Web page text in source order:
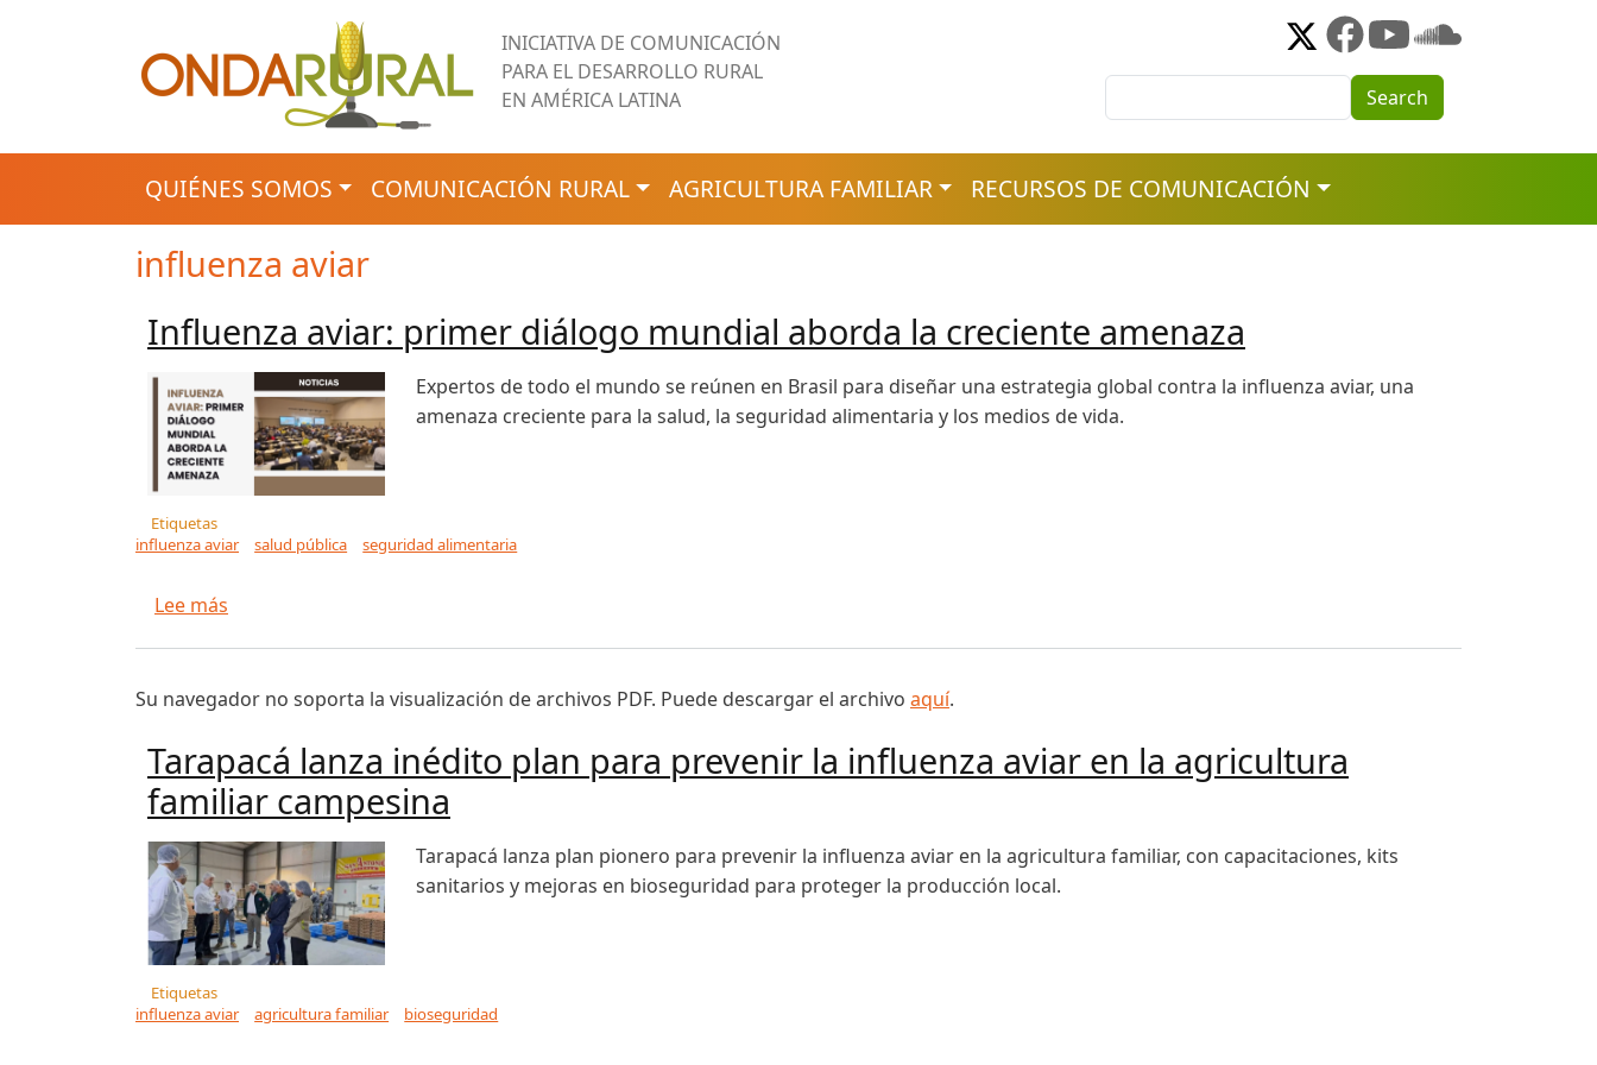
INICIATIVA DE COMUNICACIÓN
PARA EL DESARROLLO RURAL
EN AMÉRICA LATINA
Search
NAVEGACIÓN PRINCIPAL
QUIÉNES SOMOS COMUNICACIÓN RURAL AGRICULTURA FAMILIAR RECURSOS DE COMUNICACIÓN
influenza aviar
Influenza aviar: primer diálogo mundial aborda la creciente amenaza
Expertos de todo el mundo se reúnen en Brasil para diseñar una estrategia global contra la influenza aviar, una
amenaza creciente para la salud, la seguridad alimentaria y los medios de vida.
Etiquetas
influenza aviar
salud pública seguridad alimentaria
Lee más
Su navegador no soporta la visualización de archivos PDF. Puede descargar el archivo aquí.
Tarapacá lanza inédito plan para prevenir la influenza aviar en la agricultura
familiar campesina
Tarapacá lanza plan pionero para prevenir la influenza aviar en la agricultura familiar, con capacitaciones, kits
sanitarios y mejoras en bioseguridad para proteger la producción local.
Etiquetas
influenza aviar
agricultura familiar bioseguridad